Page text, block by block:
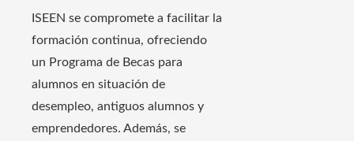
ISEEN se compromete a facilitar la
formación continua, ofreciendo
un Programa de Becas para
alumnos en situación de
desempleo, antiguos alumnos y
emprendedores. Además, se